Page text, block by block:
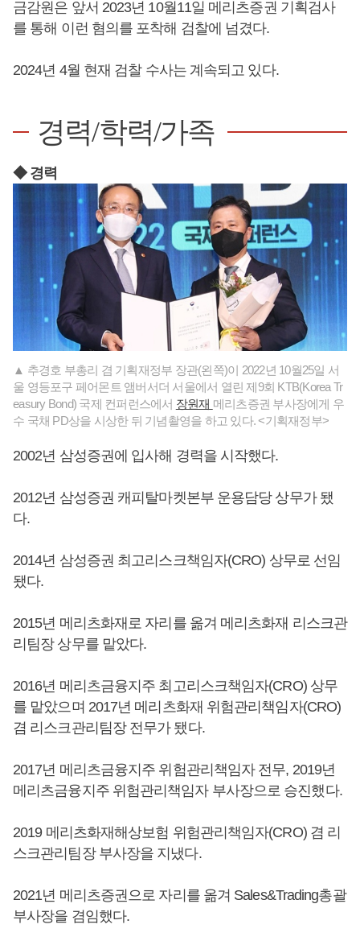
금감원은 앞서 2023년 10월11일 메리츠증권 기획검사
를 통해 이런 혐의를 포착해 검찰에 넘겼다.
2024년 4월 현재 검찰 수사는 계속되고 있다.
경력/학력/가족
◆ 경력
▲ 추경호 부총리 겸 기획재정부 장관(왼쪽)이 2022년 10월25일 서
울 영등포구 페어몬트 앰버서더 서울에서 열린 제9회 KTB(Korea Tr
easury Bond) 국제 컨퍼런스에서 장원재 메리츠증권 부사장에게 우
수 국채 PD상을 시상한 뒤 기념촬영을 하고 있다. <기획재정부>
2002년 삼성증권에 입사해 경력을 시작했다.
2012년 삼성증권 캐피탈마켓본부 운용담당 상무가 됐
다.
2014년 삼성증권 최고리스크책임자(CRO) 상무로 선임
됐다.
2015년 메리츠화재로 자리를 옮겨 메리츠화재 리스크관
리팀장 상무를 맡았다.
2016년 메리츠금융지주 최고리스크책임자(CRO) 상무
를 맡았으며 2017년 메리츠화재 위험관리책임자(CRO)
겸 리스크관리팀장 전무가 됐다.
2017년 메리츠금융지주 위험관리책임자 전무, 2019년
메리츠금융지주 위험관리책임자 부사장으로 승진했다.
2019 메리츠화재해상보험 위험관리책임자(CRO) 겸 리
스크관리팀장 부사장을 지냈다.
2021년 메리츠증권으로 자리를 옮겨 Sales&Trading총괄
부사장을 겸임했다.